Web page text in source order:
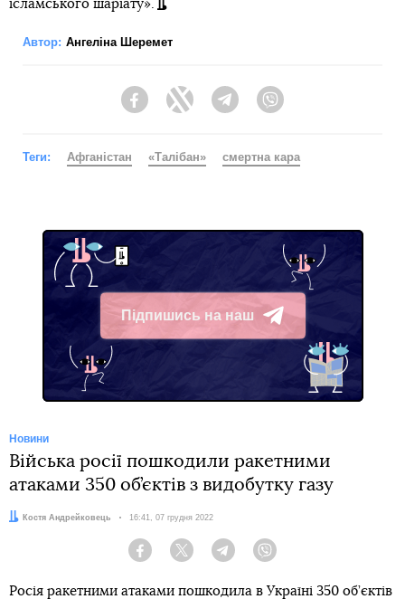
ісламського шаріату».
Автор: Ангеліна Шеремет
FacebookTwitter Telegram
Теги: Афганістан «Талібан» смертна кара
Підпишись на наш
Telegram
Новини
Війська росії пошкодили ракетними
атаками 350 об’єктів з видобутку газу
Автор:Костя Андрейковець Дата:
16:41, 07 грудня 2022
Facebook Twitter Telegram
Росія ракетними атаками пошкодила в Україні 350 об’єктів